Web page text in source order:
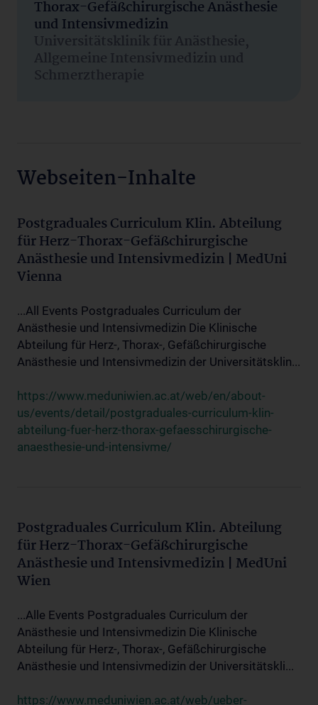
Thorax-Gefäßchirurgische Anästhesie
und Intensivmedizin
Universitätsklinik für Anästhesie,
Allgemeine Intensivmedizin und
Schmerztherapie
Webseiten-Inhalte
Postgraduales Curriculum Klin. Abteilung
für Herz-Thorax-Gefäßchirurgische
Anästhesie und Intensivmedizin | MedUni
Vienna
...All Events Postgraduales Curriculum der
Anästhesie und Intensivmedizin Die Klinische
Abteilung für Herz-, Thorax-, Gefäßchirurgische
Anästhesie und Intensivmedizin der Universitätsklin...
https://www.meduniwien.ac.at/web/en/about-
us/events/detail/postgraduales-curriculum-klin-
abteilung-fuer-herz-thorax-gefaesschirurgische-
anaesthesie-und-intensivme/
Postgraduales Curriculum Klin. Abteilung
für Herz-Thorax-Gefäßchirurgische
Anästhesie und Intensivmedizin | MedUni
Wien
...Alle Events Postgraduales Curriculum der
Anästhesie und Intensivmedizin Die Klinische
Abteilung für Herz-, Thorax-, Gefäßchirurgische
Anästhesie und Intensivmedizin der Universitätskli...
https://www.meduniwien.ac.at/web/ueber-